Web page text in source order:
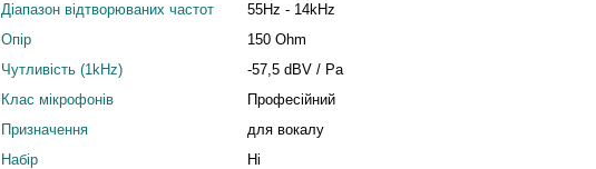
Діапазон відтворюваних частот
55Hz - 14kHz
Опір
150 Ohm
Чутливість (1kHz)
-57,5 dBV / Pa
Клас мікрофонів
Професійний
Призначення
для вокалу
Набір
Ні